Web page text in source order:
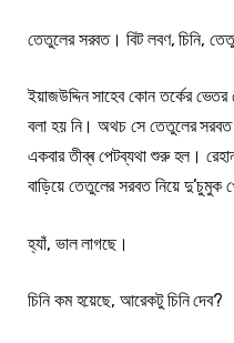
তেতুলের সরবত। বিট লবণ, চিনি,
ইয়াজউদ্দিন সাহেব কোন তর্কের
বলা হয় নি। অথচ সে তেতুলের সরবত
একবার তীব্ৰ পেটব্যথা শুরু হল।
বাড়িয়ে তেতুলের সরবত নিয়ে দু’চুমুক
হ্যাঁ, ভাল লাগছে।
চিনি কম হয়েছে, আরেকটু চিনি দেব?